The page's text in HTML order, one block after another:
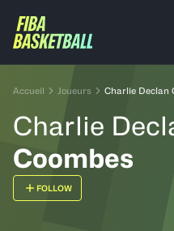
Accueil Joueurs Charlie Declan
Charlie
Coombes
FOLLOW